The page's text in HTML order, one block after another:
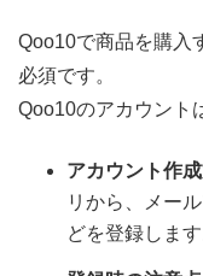
Qoo10で商品を購入
必須です。
Qoo10のアカウント
アカウント作成
リから、メー
どを登録します